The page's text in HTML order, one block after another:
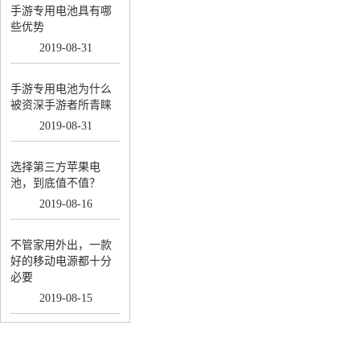
手游专用电池具有哪
些优势
2019-08-31
手游专用电池为什么
被资深手游者所青睐
2019-08-31
选择第三方苹果电
池，到底值不值？
2019-08-16
不管家用外出，一款
好的移动电源都十分
必要
2019-08-15